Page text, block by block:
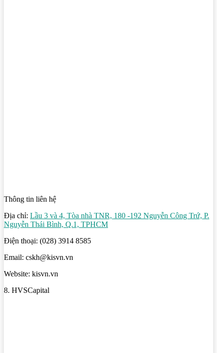
Thông tin liên hệ
Địa chỉ: Lầu 3 và 4, Tòa nhà TNR, 180 -192 Nguyễn Công Trứ, P.
Nguyễn Thái Bình, Q.1, TPHCM
Điện thoại: (028) 3914 8585
Email: cskh@kisvn.vn
Website: kisvn.vn
8. HVSCapital